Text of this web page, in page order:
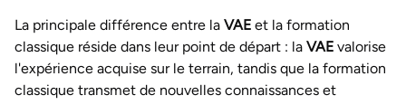
La principale différence entre la VAE et la formation
classique réside dans leur point de départ : la VAE valorise
l'expérience acquise sur le terrain, tandis que la formation
classique transmet de nouvelles connaissances et